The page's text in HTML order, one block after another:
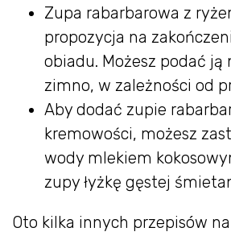
Zupa rabarbarowa z
propozycja na
obiadu. Możesz podać ją
zimno, w zależności od
Aby dodać zupie
kremowości, możesz
wody mlekiem
zupy łyżkę gęstej
Oto kilka innych przepisów